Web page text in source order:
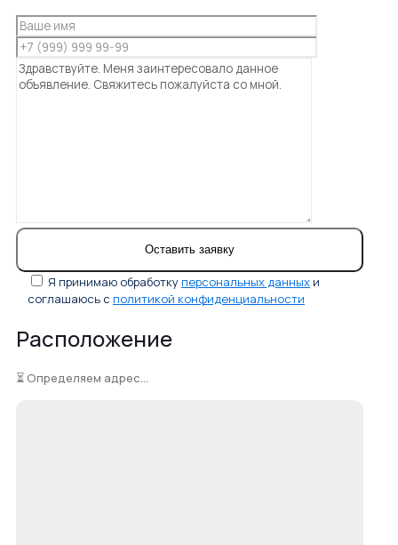
Я принимаю обработкуперсональных данных и
соглашаюсь с политикой конфиденциальности
Расположение
⏳ Определяем адрес...